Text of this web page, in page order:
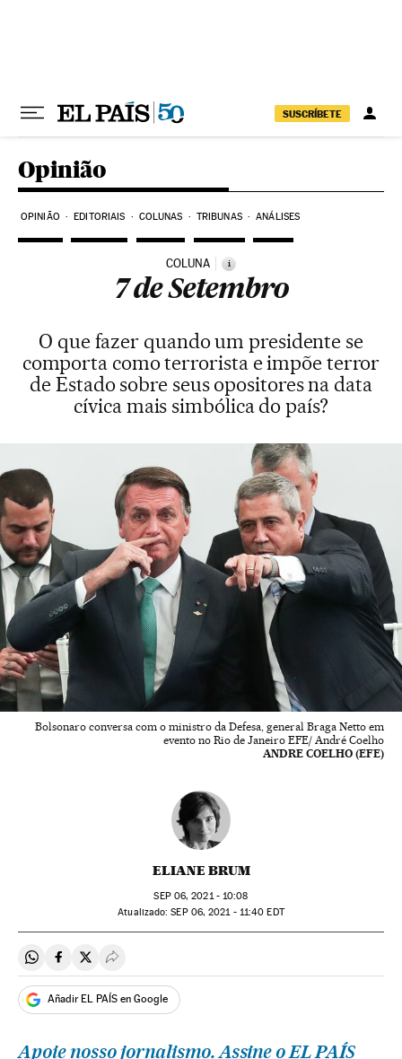
SUSCRÍBETE
Opinião
OPINIÃO EDITORIAIS COLUNAS TRIBUNAS ANÁLISES
COLUNA i
7 de Setembro
O que fazer quando um presidente se
comporta como terrorista e impõe terror
de Estado sobre seus opositores na data
cívica mais simbólica do país?
Bolsonaro conversa com o ministro da Defesa, general Braga Netto em
evento no Rio de Janeiro EFE/ André Coelho
ANDRE COELHO (EFE)
ELIANE BRUM
SEP06, 2021 - 10:08
atualizado: SEP06, 2021 - 11:40 EDT
Compartir en Whatsapp
Compartir en Facebook
Compartir en Twitter
Desplegar Redes Sociales
Añadir EL PAÍS en Google
Apoie nosso jornalismo. Assine o EL PAÍS